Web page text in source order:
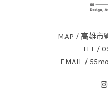
MAP / 高雄市
TEL /
EMAIL /